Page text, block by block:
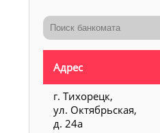
Адрес
г. Тихорецк,
ул. Октябрьская,
д. 24а